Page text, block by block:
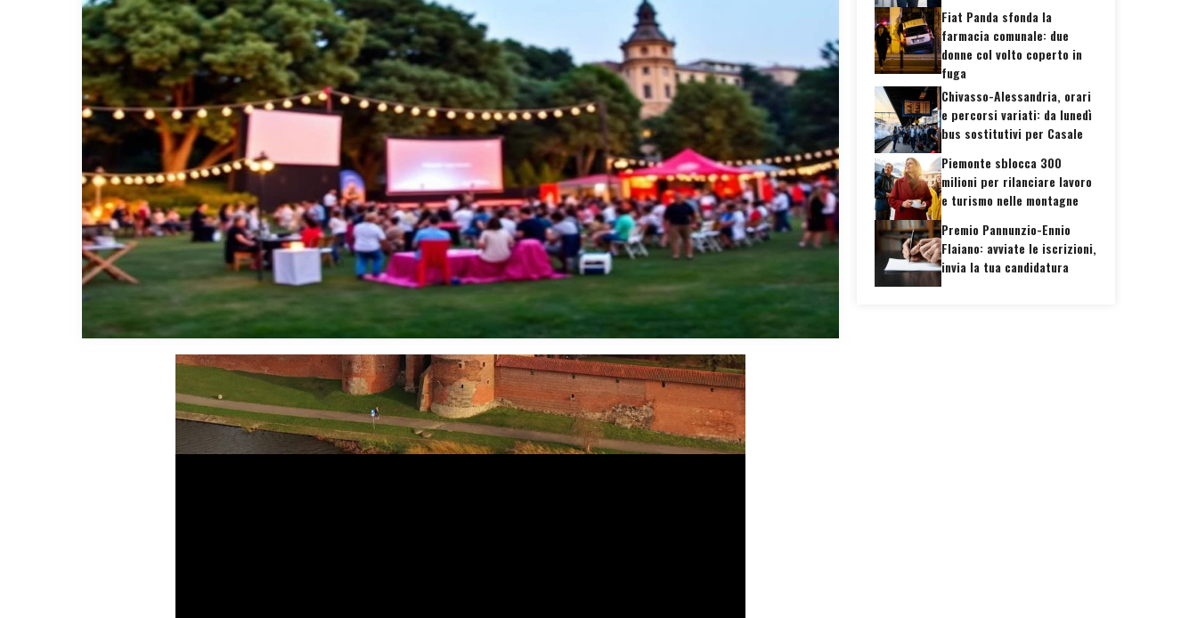
Fiat Panda sfonda la
farmacia comunale: due
donne col volto coperto in
fuga
Chivasso-Alessandria, orari
e percorsi variati: da lunedì
bus sostitutivi per Casale
Piemonte sblocca 300
milioni per rilanciare lavoro
e turismo nelle montagne
Premio Pannunzio-Ennio
Flaiano: avviate le iscrizioni,
invia la tua candidatura